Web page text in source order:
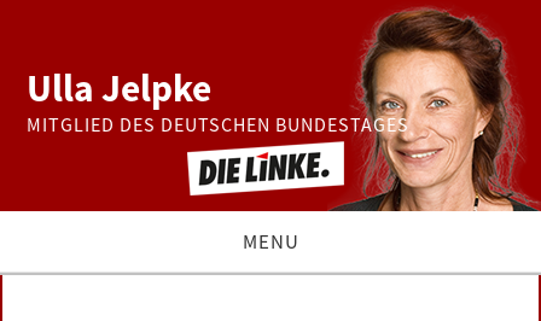
Ulla Jelpke
MITGLIED DES DEUTSCHEN BUNDESTAGES
MENU